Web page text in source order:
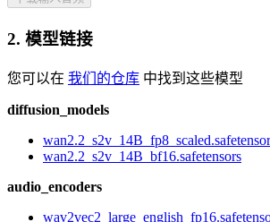
2. 模型链接
您可以在 我们的仓库 中找到这些模型
diffusion_models
wan2.2_s2v_14B_bf16.safetensors
audio_encoders